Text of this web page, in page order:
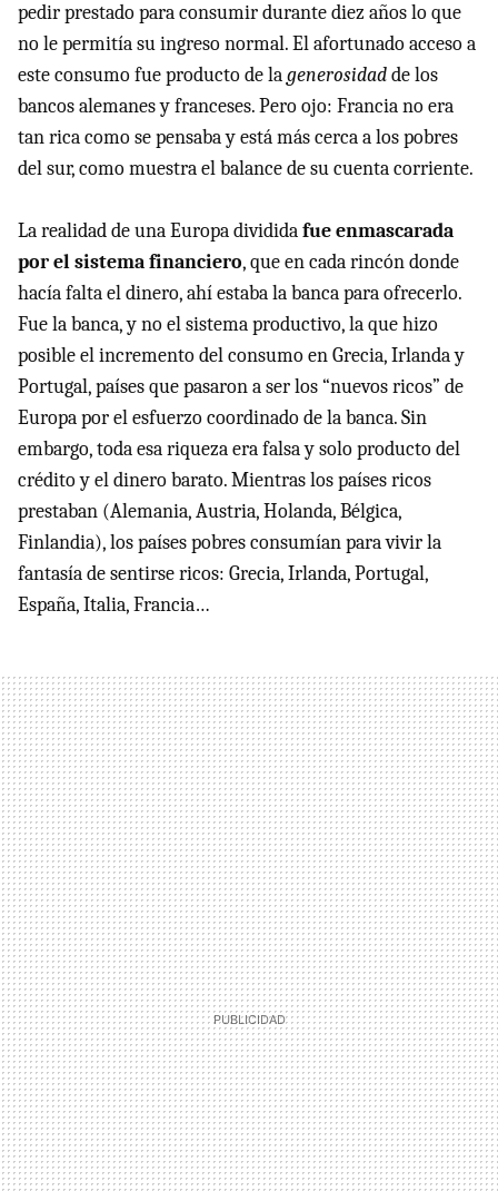
pedir prestado para consumir durante diez años lo que
no le permitía su ingreso normal. El afortunado acceso a
este consumo fue producto de lagenerosidadde los
bancos alemanes y franceses. Pero ojo: Francia no era
tan rica como se pensaba y está más cerca a los pobres
del sur, como muestra el balance de su cuenta corriente.
La realidad de una Europa divididafue enmascarada
por el sistema financiero, que en cada rincón donde
hacía falta el dinero, ahí estaba la banca para ofrecerlo.
Fue la banca, y no el sistema productivo, la que hizo
posible el incremento del consumo en Grecia, Irlanda y
Portugal, países que pasaron a ser los “nuevos ricos” de
Europa por el esfuerzo coordinado de la banca. Sin
embargo, toda esa riqueza era falsa y solo producto del
crédito y el dinero barato. Mientras los países ricos
prestaban (Alemania, Austria, Holanda, Bélgica,
Finlandia), los países pobres consumían para vivir la
fantasía de sentirse ricos: Grecia, Irlanda, Portugal,
España, Italia, Francia…